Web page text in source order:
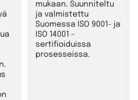
mukaan. Suunniteltu
ja valmistettu
Suomessa ISO 9001- ja
ISO 14001 -
sertifioiduissa
prosesseissa.